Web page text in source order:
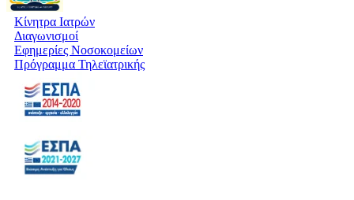
Κίνητρα Ιατρών
Διαγωνισμοί
Εφημερίες Νοσοκομείων
Πρόγραμμα Τηλεϊατρικής